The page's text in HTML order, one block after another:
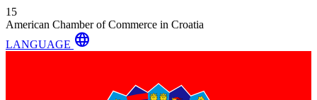
15
American Chamber of Commerce in Croatia
LANGUAGE language